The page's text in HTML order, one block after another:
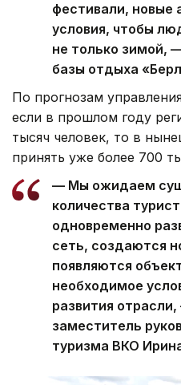
фестивали, новые
условия, чтобы
не только зимой,
базы отдыха
По прогнозам
если в прошлом году
тысяч человек, то в
принять уже более 700
— Мы ожидаем
количества
одновременно
сеть, создаются
появляются
необходимое
развития
заместитель
туризма ВКО